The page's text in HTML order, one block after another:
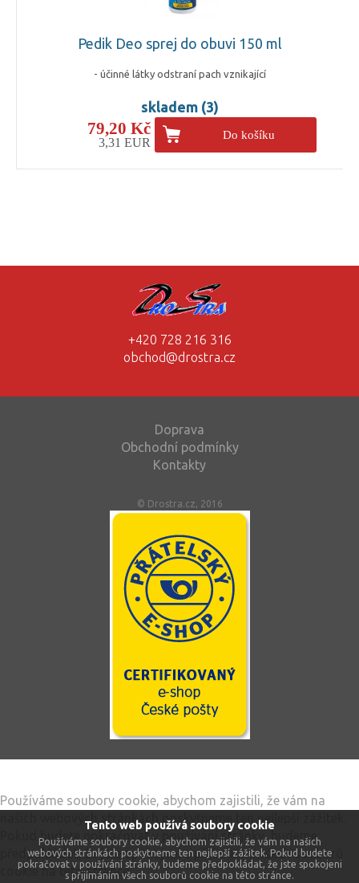
Tento web používá soubory cookie
Používáme soubory cookie, abychom zajistili, že vám na našich
webových stránkách poskytneme ten nejlepší zážitek. Pokud budete
pokračovat v používání stránky, budeme předpokládat, že jste spokojeni
s přijímáním všech souborů cookie na této stránce.
Pedik Deo sprej do obuvi 150 ml
- účinné látky odstraní pach vznikající
skladem (3)
79,20 Kč
3,31 EUR
Do košíku
+420 728 216 316
obchod@drostra.cz
Doprava
Obchodní podmínky
Kontakty
© Drostra.cz, 2016
Používáme soubory cookie, abychom zajistili, že vám na
našich webových stránkách poskytneme ten nejlepší zážitek.
Pokud budete pokračovat v používání stránky, budeme
předpokládat, že jste spokojeni s přijímáním všech souborů
cookie na této stránce.